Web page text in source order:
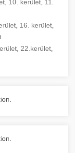
, 10. kerület, 11.
16. kerület
22.kerület